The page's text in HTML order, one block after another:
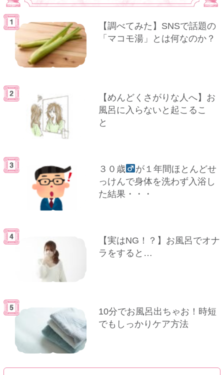
【調べてみた】SNSで話題の
「マコモ湯」とは何なのか？
【めんどくさがりな人へ】お
風呂に入らないと起こるこ
と
３０歳
が１年間ほとんどせ
っけんで身体を洗わず入浴し
た結果・・・
【実はNG！？】お風呂でオナ
ラをすると…
10分でお風呂出ちゃお！時短
でもしっかりケア方法